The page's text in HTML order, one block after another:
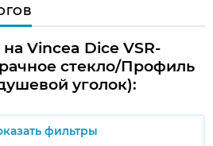
Vincea Dice VSR-
стекло/Профиль
уголок):
фильтры